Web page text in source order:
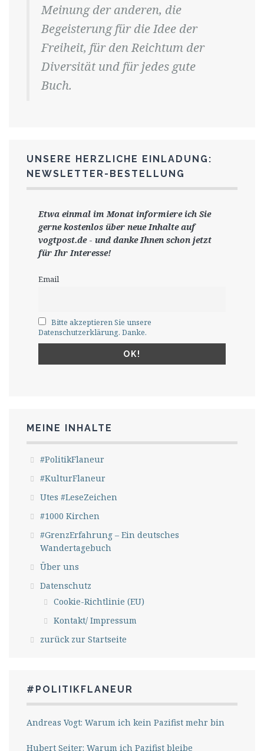
Meinung der anderen, die
Begeisterung für die Idee der
Freiheit, für den Reichtum der
Diversität und für jedes gute
Buch.
UNSERE HERZLICHE EINLADUNG:
NEWSLETTER-BESTELLUNG
Etwa einmal im Monat informiere ich Sie
gernekostenlos über neue Inhalte auf
vogtpost.de- und danke Ihnen schon jetzt
für Ihr Interesse!
Email
Bitte akzeptieren Sie unsere
Datenschutzerklärung. Danke.
MEINE INHALTE
#PolitikFlaneur
#KulturFlaneur
Utes #LeseZeichen
#1000 Kirchen
#GrenzErfahrung – Ein deutsches
Wandertagebuch
Über uns
Datenschutz
Cookie-Richtlinie (EU)
Kontakt/ Impressum
zurück zur Startseite
#POLITIKFLANEUR
Andreas Vogt: Warum ich kein Pazifist mehr bin
Hubert Seiter: Warum ich Pazifist bleibe